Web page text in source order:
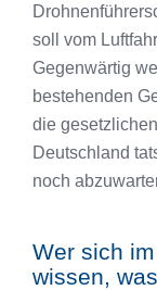
soll vom
Gegenwärtig
bestehenden
die
Deutschland
noch
Wer sich
wissen,